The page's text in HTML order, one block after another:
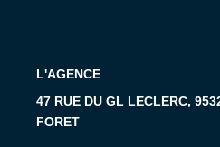
L'AGENCE
47 RUE DU GL LECLERC,
FORET